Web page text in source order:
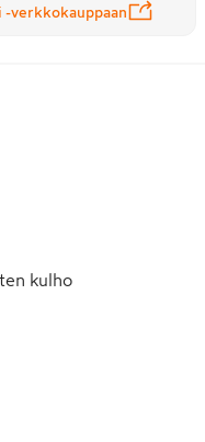
-verkkokauppaan
kulho